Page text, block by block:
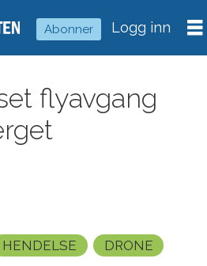
Abonner Logg inn
flyavgang
HENDELSE
DRONE